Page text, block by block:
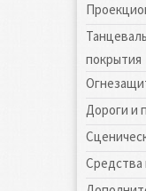
покрытия
Дороги и